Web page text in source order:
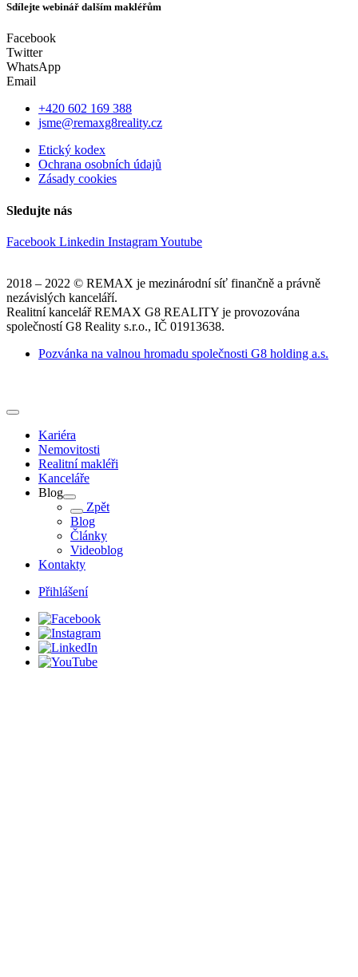
Sdílejte webinář dalším makléřům
Facebook
Twitter
WhatsApp
Email
+420 602 169 388
jsme@remaxg8reality.cz
Etický kodex
Ochrana osobních údajů
Zásady cookies
Sledujte nás
Facebook Linkedin InstagramYoutube
2018 – 2022 © REMAX je mezinárodní síť finančně a právně
nezávislých kanceláří.
Realitní kancelář REMAX G8 REALITY je provozována
společností G8 Reality s.r.o., IČ 01913638.
Pozvánka na valnou hromadu společnosti G8 holding a.s.
Kariéra
Nemovitosti
Realitní makléři
Kanceláře
Blog
Zpět
Blog
Články
Videoblog
Kontakty
Přihlášení